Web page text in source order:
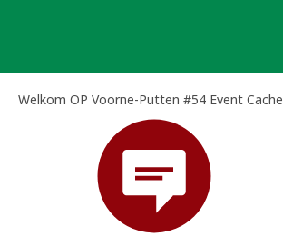
Welkom OP Voorne-Putten #54 Event Cache